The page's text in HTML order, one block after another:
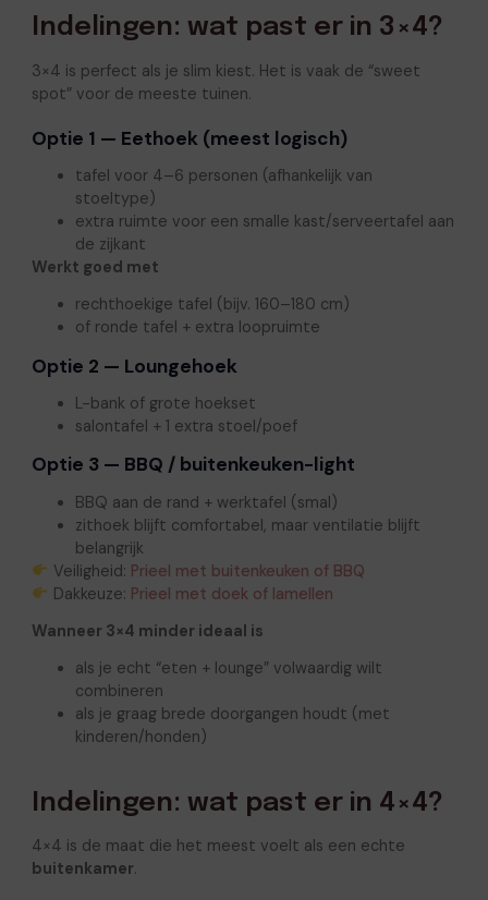
Indelingen: wat past er in 3×4?
3×4 is perfect als je slim kiest. Het is vaak de “sweet
spot” voor de meeste tuinen.
Optie 1 — Eethoek (meest logisch)
tafel voor 4–6 personen (afhankelijk van
stoeltype)
extra ruimte voor een smalle kast/serveertafel aan
de zijkant
Werkt goed met
rechthoekige tafel (bijv. 160–180 cm)
of ronde tafel + extra loopruimte
Optie 2 — Loungehoek
L-bank of grote hoekset
salontafel + 1 extra stoel/poef
Optie 3 — BBQ / buitenkeuken-light
BBQ aan de rand + werktafel (smal)
zithoek blijft comfortabel, maar ventilatie blijft
belangrijk
Veiligheid: Prieel met buitenkeuken of BBQ
Dakkeuze: Prieel met doek of lamellen
Wanneer 3×4 minder ideaal is
als je echt “eten + lounge” volwaardig wilt
combineren
als je graag brede doorgangen houdt (met
kinderen/honden)
Indelingen: wat past er in 4×4?
4×4 is de maat die het meest voelt als een echte
buitenkamer.